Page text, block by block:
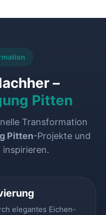
–
Pitten
Transformation
Pitten-Projekte und
inspirieren.
elegantes Eichen-